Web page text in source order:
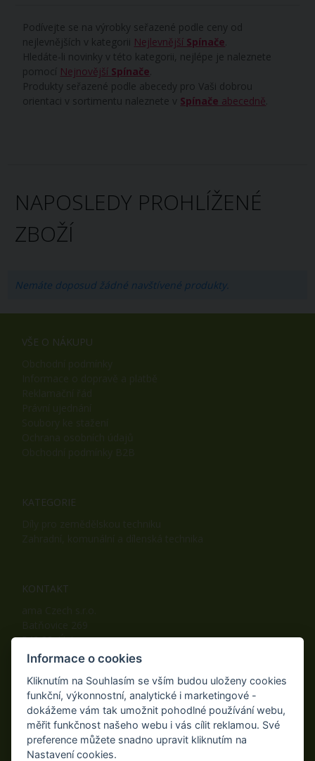
Podívejte se na výrobky seřazené podle ceny od
nejlevnějších v kategorii Nejlevnější Spínače
Hledáte-li novinky v této kategorii, nejlépe je naleznete
pomocí Nejnovější Spínače
Produkty seřazené podle abecedy pro Vaši dobrou
orientaci v sortimentu naleznete v Spínače abecedně
NAPOSLEDY PROHLÍŽENÉ
ZBOŽÍ
Nemáte doposud žádné navštívené produkty.
VŠE O NÁKUPU
KATEGORIE
KONTAKT
542 32, Úpice
Telefon: +420 498 100 050
Fax: +420 498 100 051
E-mail:info@ama-zahrada.cz
Web:www.ama-zahrada.cz
Informace o cookies
Kliknutím na Souhlasím se vším budou uloženy cookies
funkční, výkonnostní, analytické i marketingové -
dokážeme vám tak umožnit pohodlné používání webu,
měřit funkčnost našeho webu i vás cílit reklamou. Své
preference můžete snadno upravit kliknutím na
Nastavení cookies.